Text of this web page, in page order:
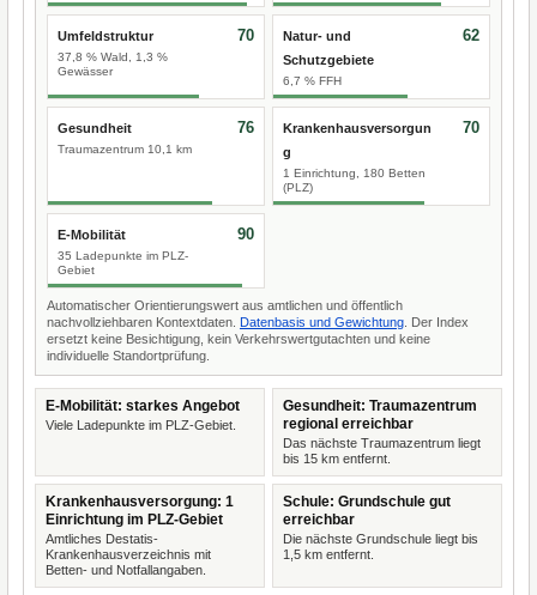
Umfeldstruktur
37,8 % Wald, 1,3 %
Gewässer
70
Natur- und
Schutzgebiete
6,7 % FFH
62
Gesundheit
Traumazentrum 10,1 km
76
Krankenhausversorgun
g
1 Einrichtung, 180 Betten
(PLZ)
70
E-Mobilität
35 Ladepunkte im PLZ-
Gebiet
90
Automatischer Orientierungswert aus amtlichen und öffentlich
nachvollziehbaren Kontextdaten. Datenbasis und Gewichtung . Der Index
ersetzt keine Besichtigung, kein Verkehrswertgutachten und keine
individuelle Standortprüfung.
E-Mobilität: starkes Angebot
Viele Ladepunkte im PLZ-Gebiet.
Gesundheit: Traumazentrum
regional erreichbar
Das nächste Traumazentrum liegt
bis 15 km entfernt.
Krankenhausversorgung: 1
Einrichtung im PLZ-Gebiet
Amtliches Destatis-
Krankenhausverzeichnis mit
Betten- und Notfallangaben.
Schule: Grundschule gut
erreichbar
Die nächste Grundschule liegt bis
1,5 km entfernt.